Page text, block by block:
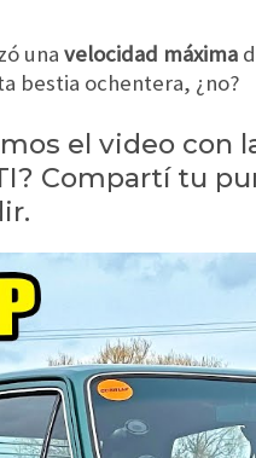
una velocidad máxima
bestia ochentera, ¿no?
el video con
Compartí tu